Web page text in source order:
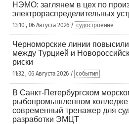
НЭМО: заглянем в цех по
электрораспределительных
13:10 , 06 Августа 2026 / судостроение
Черноморские линии
между Турцией и
риски
11:32 , 06 Августа 2026 / события
В Санкт-Петербургском
рыбопромышленном колледже
современный тренажер для
разработки ЭМЦТ